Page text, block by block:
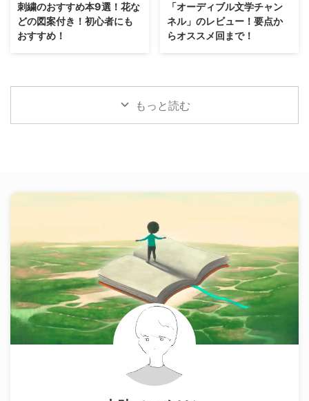
刺繍のおすすめ本9選！花な
どの図案付き！初心者にも
おすすめ！
「オーディブル文学チャン
ネル」のレビュー！要点か
らオススメ回まで！
もっと読む